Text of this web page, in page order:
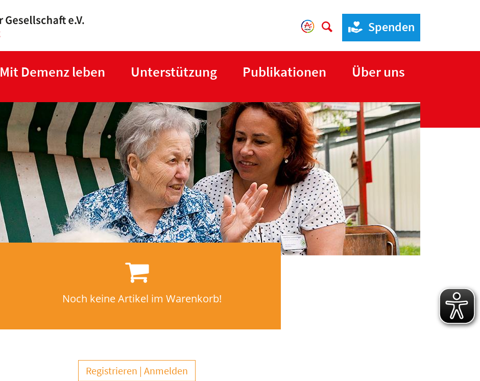
Spenden
Mit Demenz leben Unterstützung Publikationen Über uns
Noch keine Artikel im Warenkorb!
Registrieren Anmelden